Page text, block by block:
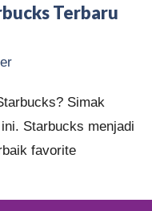
Terbaru
Simak
Starbucks menjadi
favorite